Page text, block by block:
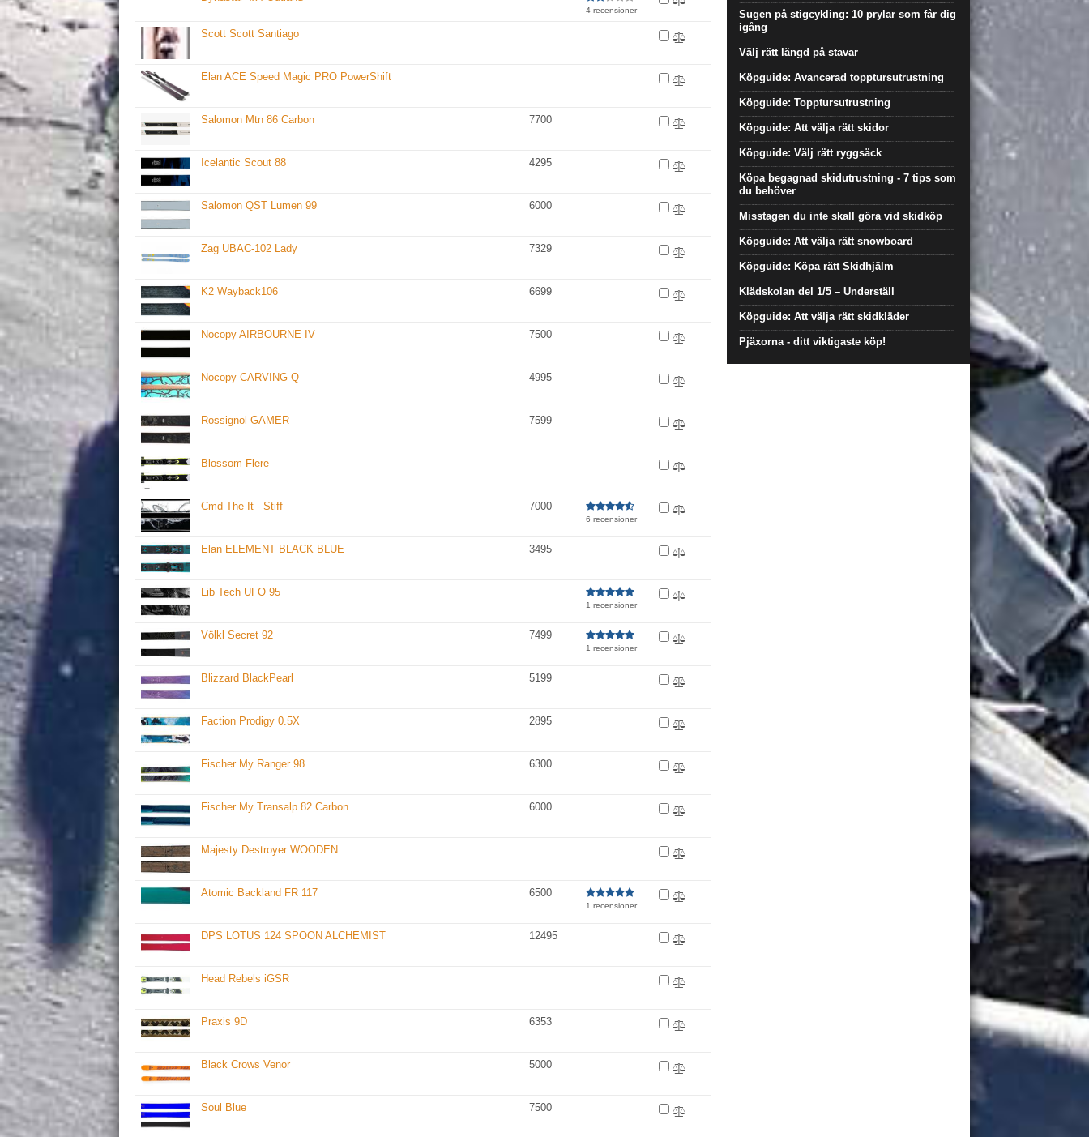
4 recensioner
Scott Scott Santiago
Elan ACE Speed Magic PRO PowerShift
Salomon Mtn 86 Carbon 7700
Icelantic Scout 88 4295
Salomon QST Lumen 99 6000
Zag UBAC-102 Lady 7329
K2 Wayback106 6699
Nocopy AIRBOURNE IV 7500
Nocopy CARVING Q 4995
Rossignol GAMER 7599
Blossom Flere
Cmd The It - Stiff 7000
6 recensioner
Elan ELEMENT BLACK BLUE 3495
Lib Tech UFO 95
1 recensioner
Völkl Secret 92 7499
1 recensioner
Blizzard BlackPearl 5199
Faction Prodigy 0.5X 2895
Fischer My Ranger 98 6300
Fischer My Transalp 82 Carbon 6000
Majesty Destroyer WOODEN
Atomic Backland FR 117 6500
1 recensioner
DPS LOTUS 124 SPOON ALCHEMIST 12495
Head Rebels iGSR
Praxis 9D 6353
Black Crows Venor 5000
Soul Blue 7500
Sugen på stigcykling: 10 prylar som får dig
igång
Välj rätt längd på stavar
Köpguide: Avancerad topptursutrustning
Köpguide: Topptursutrustning
Köpguide: Att välja rätt skidor
Köpguide: Välj rätt ryggsäck
Köpa begagnad skidutrustning - 7 tips som
du behöver
Misstagen du inte skall göra vid skidköp
Köpguide: Att välja rätt snowboard
Köpguide: Köpa rätt Skidhjälm
Klädskolan del 1/5 – Underställ
Köpguide: Att välja rätt skidkläder
Pjäxorna - ditt viktigaste köp!